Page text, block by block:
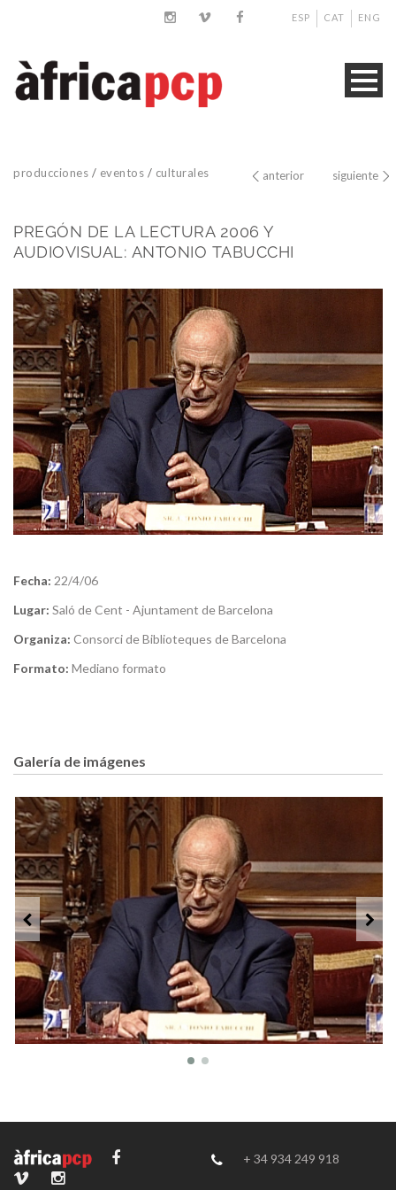
ENG
CAT
ESP
producciones / eventos / culturales anterior siguiente
PREGÓN DE LA LECTURA 2006 Y
AUDIOVISUAL: ANTONIO TABUCCHI
Fecha: 22/4/06
Lugar: Saló de Cent - Ajuntament de Barcelona
Organiza: Consorci de Biblioteques de Barcelona
Formato: Mediano formato
Galería de imágenes
+ 34 934 249 918